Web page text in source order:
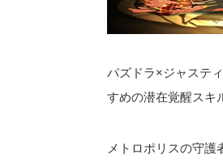
パズドラ×ジャステ
すめの潜在覚醒スキ
メトロポリスの守護